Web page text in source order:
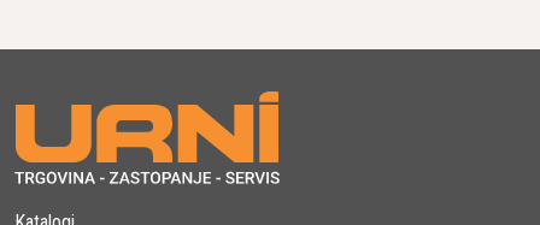
dobo. So lahke, vzdržljive in ne rjavijo. Tekočina v posodi bo
ostala čista in visoke kakovosti dlje časa. Ker se razlikujejo
tudi po kapaciteti, izberite posodo, ki bo optimalna za vaše
individualne potrebe.